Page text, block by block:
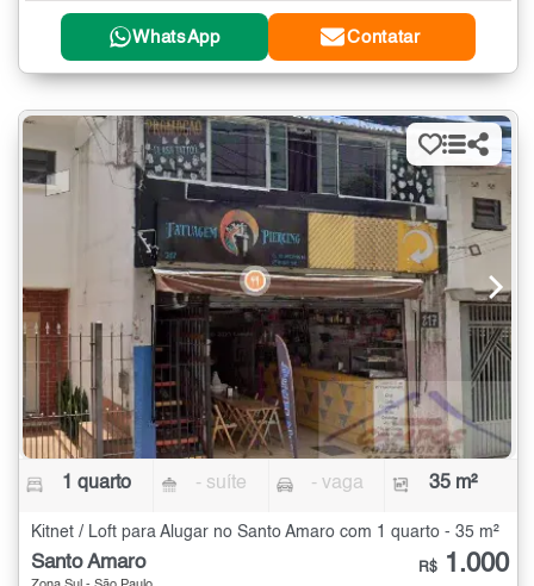
WhatsApp Contatar
1 quarto - suíte - vaga 35 m²
Kitnet / Loft para Alugar no Santo Amaro com 1 quarto - 35 m²
Santo Amaro R$ 1.000